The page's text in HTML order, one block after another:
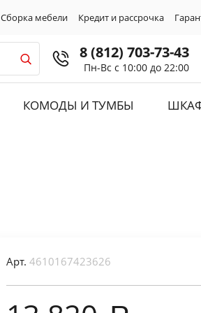
Сборка мебели Кредит и рассрочка
8 (812) 703-73-43
Пн-Вс с 10:00 до 22:00
КОМОДЫ И ТУМБЫ
Арт. 4610167423626